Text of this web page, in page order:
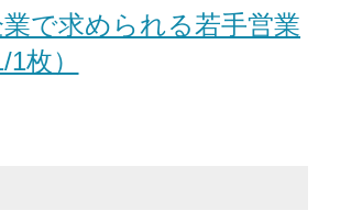
で求められる若手営業
枚）